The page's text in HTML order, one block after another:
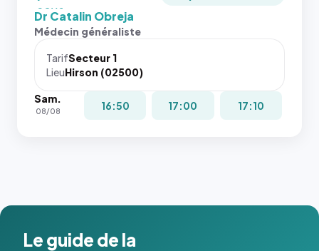
fit: cover`.
Sans ces
navigateur
pas la
place, et
Dr Catalin Obreja
Médecin généraliste
TarifSecteur 1
LieuHirson (02500)
Sam.
08/08 16:50 17:00 17:10
Le guide de la